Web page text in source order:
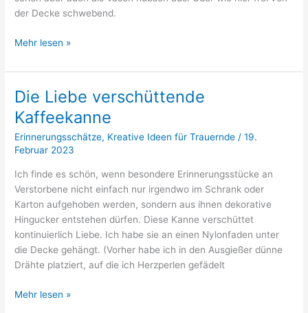
der Decke schwebend.
Teekanne
Licht
Mehr lesen »
Die Liebe verschüttende
Kaffeekanne
Erinnerungsschätze, Kreative Ideen für Trauernde /19.
Februar 2023
Ich finde es schön, wenn besondere Erinnerungsstücke an
Verstorbene nicht einfach nur irgendwo im Schrank oder
Karton aufgehoben werden, sondern aus ihnen dekorative
Hingucker entstehen dürfen. Diese Kanne verschüttet
kontinuierlich Liebe. Ich habe sie an einen Nylonfaden unter
die Decke gehängt. (Vorher habe ich in den Ausgießer dünne
Drähte platziert, auf die ich Herzperlen gefädelt
Die
Mehr lesen »